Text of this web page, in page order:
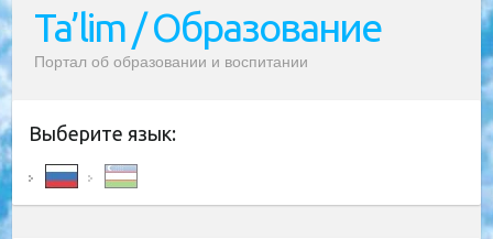
Ta’lim / Образование
Портал об образовании и воспитании
Выберите язык: